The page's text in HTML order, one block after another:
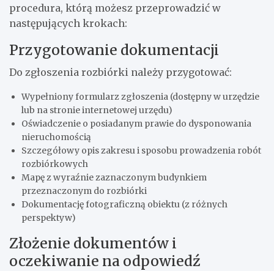
procedura, którą możesz przeprowadzić w
następujących krokach:
Przygotowanie dokumentacji
Do zgłoszenia rozbiórki należy przygotować:
Wypełniony formularz zgłoszenia (dostępny w urzędzie
lub na stronie internetowej urzędu)
Oświadczenie o posiadanym prawie do dysponowania
nieruchomością
Szczegółowy opis zakresu i sposobu prowadzenia robót
rozbiórkowych
Mapę z wyraźnie zaznaczonym budynkiem
przeznaczonym do rozbiórki
Dokumentację fotograficzną obiektu (z różnych
perspektyw)
Złożenie dokumentów i
oczekiwanie na odpowiedź